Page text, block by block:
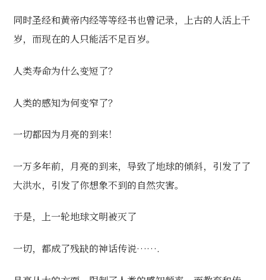
同时圣经和黄帝内经等等经书也曾记录，上古的人活上千
岁，而现在的人只能活不足百岁。
人类寿命为什么变短了？
人类的感知为何变窄了？
一切都因为月亮的到来！
一万多年前，月亮的到来，导致了地球的倾斜，引发了了
大洪水，引发了你想象不到的自然灾害。
于是，上一轮地球文明被灭了
一切，都成了残缺的神话传说…….